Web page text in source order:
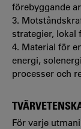
förebyggande
3.
strategier, lokal
4. Material för
energi,
processer och
För varje